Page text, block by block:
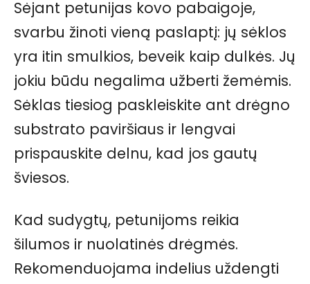
Sėjant petunijas kovo pabaigoje,
svarbu žinoti vieną paslaptį: jų sėklos
yra itin smulkios, beveik kaip dulkės. Jų
jokiu būdu negalima užberti žemėmis.
Sėklas tiesiog paskleiskite ant drėgno
substrato paviršiaus ir lengvai
prispauskite delnu, kad jos gautų
šviesos.
Kad sudygtų, petunijoms reikia
šilumos ir nuolatinės drėgmės.
Rekomenduojama indelius uždengti